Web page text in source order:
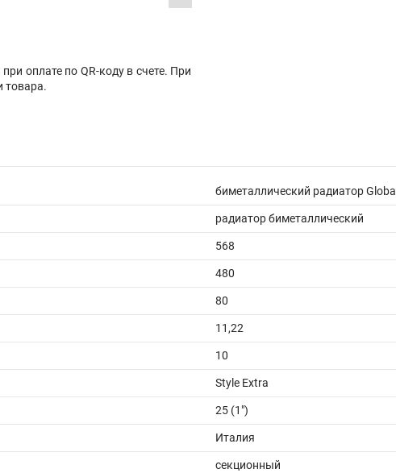
оплате по QR-коду в счете. При
товара.
биметаллический радиатор
радиатор биметаллический
568
480
80
11,22
10
Style Extra
25 (1")
Италия
секционный